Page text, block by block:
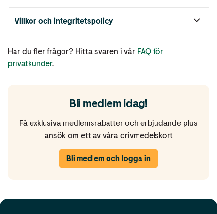
Villkor och integritetspolicy
Har du fler frågor? Hitta svaren i vår FAQ för
privatkunder.
Bli medlem idag!
Få exklusiva medlemsrabatter och erbjudande plus
ansök om ett av våra drivmedelskort
Bli medlem och logga in